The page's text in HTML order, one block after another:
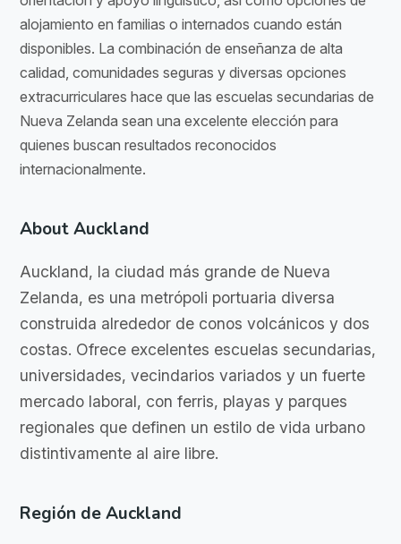
alojamiento en familias o internados cuando están
disponibles. La combinación de enseñanza de alta
calidad, comunidades seguras y diversas opciones
extracurriculares hace que las escuelas secundarias de
Nueva Zelanda sean una excelente elección para
quienes buscan resultados reconocidos
internacionalmente.
About Auckland
Auckland, la ciudad más grande de Nueva
Zelanda, es una metrópoli portuaria diversa
construida alrededor de conos volcánicos y dos
costas. Ofrece excelentes escuelas secundarias,
universidades, vecindarios variados y un fuerte
mercado laboral, con ferris, playas y parques
regionales que definen un estilo de vida urbano
distintivamente al aire libre.
Región de Auckland